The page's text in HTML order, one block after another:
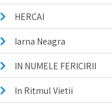
HERCAI
Iarna Neagra
IN NUMELE FERICIRII
In Ritmul Vietii